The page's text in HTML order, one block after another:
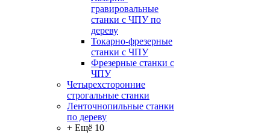
гравировальные
станки с ЧПУ по
дереву
Токарно-фрезерные
станки с ЧПУ
Фрезерные станки с
ЧПУ
Четырехсторонние
строгальные станки
Ленточнопильные станки
по дереву
+ Ещё 10